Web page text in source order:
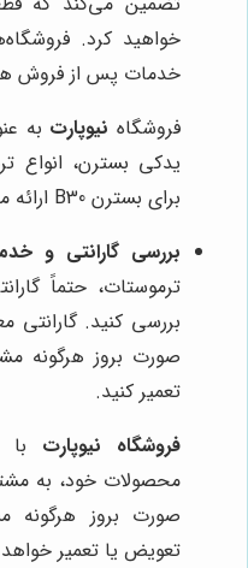
خواهید کرد.
خدمات پس از فروش
فروشگاه نیوپارت به
یدکی بسترن، انواع
برای بسترن B30 ارائه می‌دهد.
بررسی گارانتی و
ترموستات، حتماً
بررسی کنید. گارانتی
صورت بروز هرگونه
تعمیر کنید.
فروشگاه نیوپارت با
محصولات خود، به
صورت بروز هرگونه
تعویض یا تعمیر